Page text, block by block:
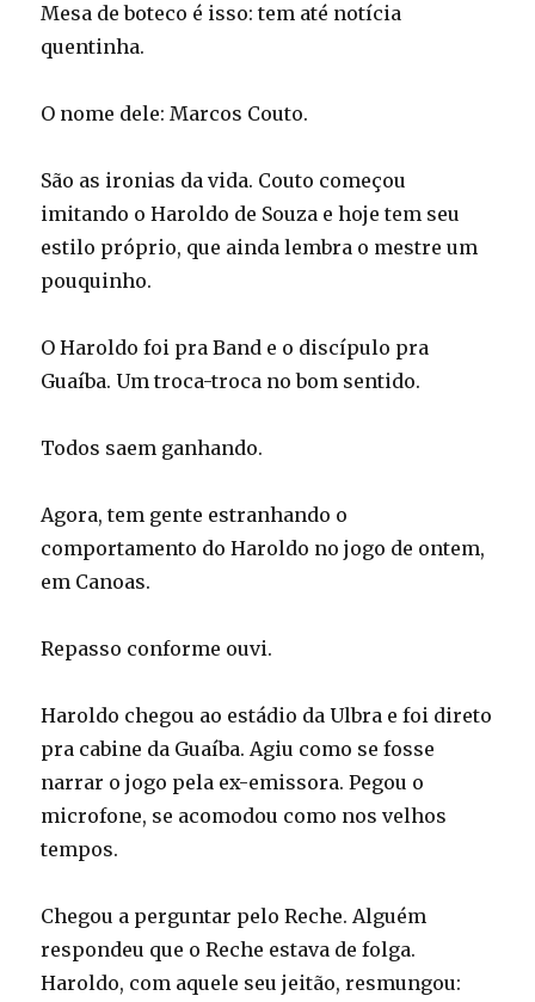
Mesa de boteco é isso: tem até notícia
quentinha.
O nome dele: Marcos Couto.
São as ironias da vida. Couto começou
imitando o Haroldo de Souza e hoje tem seu
estilo próprio, que ainda lembra o mestre um
pouquinho.
O Haroldo foi pra Band e o discípulo pra
Guaíba. Um troca-troca no bom sentido.
Todos saem ganhando.
Agora, tem gente estranhando o
comportamento do Haroldo no jogo de ontem,
em Canoas.
Repasso conforme ouvi.
Haroldo chegou ao estádio da Ulbra e foi direto
pra cabine da Guaíba. Agiu como se fosse
narrar o jogo pela ex-emissora. Pegou o
microfone, se acomodou como nos velhos
tempos.
Chegou a perguntar pelo Reche. Alguém
respondeu que o Reche estava de folga.
Haroldo, com aquele seu jeitão, resmungou: